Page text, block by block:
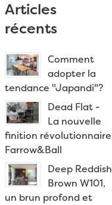
Articles
récents
Comment
adopter la
tendance "Japandi"?
Dead Flat -
La nouvelle
finition révolutionnaire
Farrow&Ball
Deep Reddish
Brown W101,
un brun profond et